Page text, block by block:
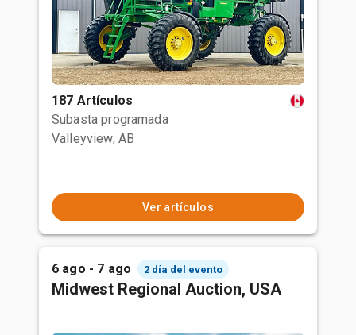
187 Artículos
Subasta programada
Valleyview, AB
Ver artículos
6 ago - 7 ago 2 día del evento
Midwest Regional Auction, USA